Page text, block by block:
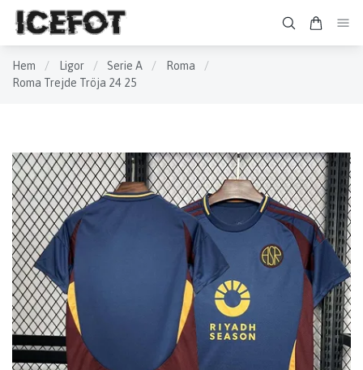
Hem / Ligor / Serie A / Roma
/
Roma Trejde Tröja 24 25